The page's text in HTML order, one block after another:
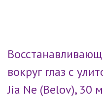
вокруг глаз с
Jia Ne (Belov), 30